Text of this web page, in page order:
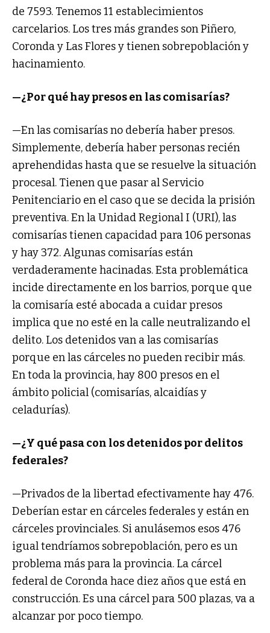
de 7593. Tenemos 11 establecimientos
carcelarios. Los tres más grandes son Piñero,
Coronda y Las Flores y tienen sobrepoblación y
hacinamiento.
—¿Por qué hay presos en las comisarías?
—En las comisarías no debería haber presos.
Simplemente, debería haber personas recién
aprehendidas hasta que se resuelve la situación
procesal. Tienen que pasar al Servicio
Penitenciario en el caso que se decida la prisión
preventiva. En la Unidad Regional I (URI), las
comisarías tienen capacidad para 106 personas
y hay 372. Algunas comisarías están
verdaderamente hacinadas. Esta problemática
incide directamente en los barrios, porque que
la comisaría esté abocada a cuidar presos
implica que no esté en la calle neutralizando el
delito. Los detenidos van a las comisarías
porque en las cárceles no pueden recibir más.
En toda la provincia, hay 800 presos en el
ámbito policial (comisarías, alcaidías y
celadurías).
—¿Y qué pasa con los detenidos por delitos
federales?
—Privados de la libertad efectivamente hay 476.
Deberían estar en cárceles federales y están en
cárceles provinciales. Si anulásemos esos 476
igual tendríamos sobrepoblación, pero es un
problema más para la provincia. La cárcel
federal de Coronda hace diez años que está en
construcción. Es una cárcel para 500 plazas, va a
alcanzar por poco tiempo.